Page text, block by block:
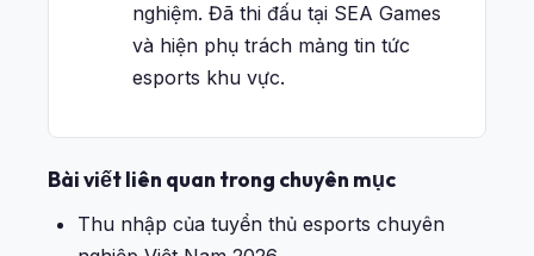
nghiệm. Đã thi đấu tại SEA Games
và hiện phụ trách mảng tin tức
esports khu vực.
Bài viết liên quan trong chuyên mục
Thu nhập của tuyển thủ esports chuyên